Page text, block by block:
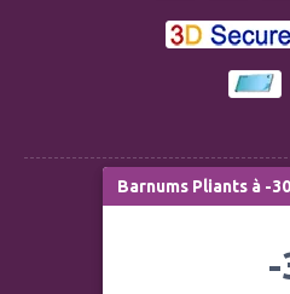
Modération
Barnums Pliants à -